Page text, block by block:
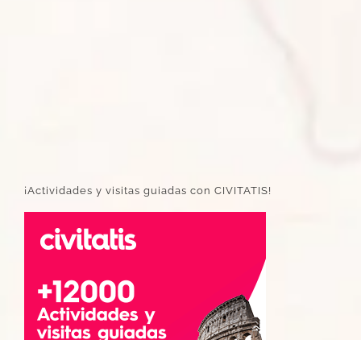
¡Actividades y visitas guiadas con CIVITATIS!